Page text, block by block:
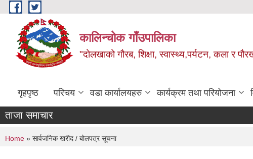
Skip to main content
कालिन्चोक गाँउपालिका
"दोलखाको गौरब, शिक्षा, स्वास्थ्य,पर्यटन, कला र
गृहपृष्ठ परिचय वडा कार्यालयहरु कार्यक्रम तथा परियोजना
ताजा समाचार
You are here
Home » सार्वजनिक खरीद / बोलपत्र सूचना